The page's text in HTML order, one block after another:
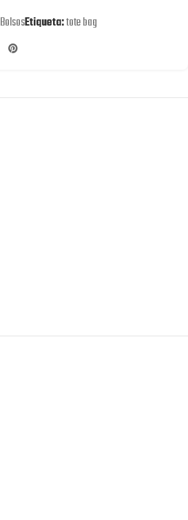
BolsosEtiqueta:tote bag